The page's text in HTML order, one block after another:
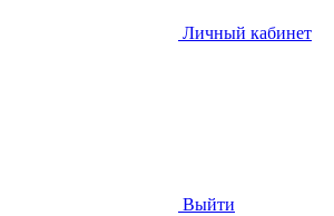
Личный кабинет
Выйти